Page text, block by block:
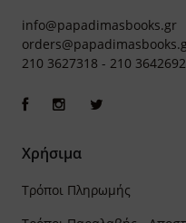
info@papadimasbooks.gr
210 3627318 - 210 3642692
Χρήσιμα
Τρόποι Πληρωμής